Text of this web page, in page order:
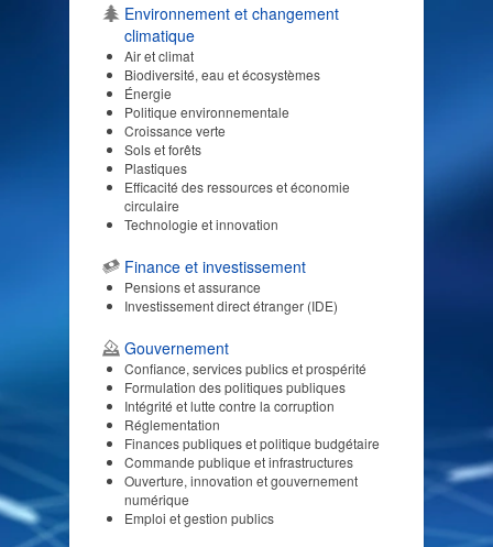
Environnement et changement
climatique
Air et climat
Biodiversité, eau et écosystèmes
Énergie
Politique environnementale
Croissance verte
Sols et forêts
Plastiques
Efficacité des ressources et économie
circulaire
Technologie et innovation
Finance et investissement
Pensions et assurance
Investissement direct étranger (IDE)
Gouvernement
Confiance, services publics et prospérité
Formulation des politiques publiques
Intégrité et lutte contre la corruption
Réglementation
Finances publiques et politique budgétaire
Commande publique et infrastructures
Ouverture, innovation et gouvernement
numérique
Emploi et gestion publics